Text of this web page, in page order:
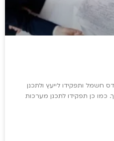
חשמל ותפקידו לייעץ ולתכנן
כמו כן תפקידו לתכנן מערכות